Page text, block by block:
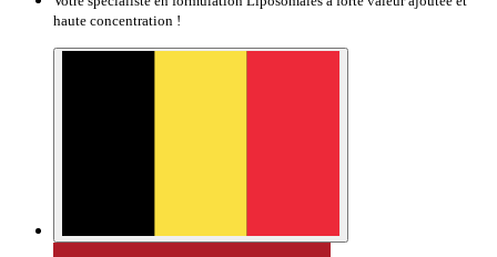
haute concentration !